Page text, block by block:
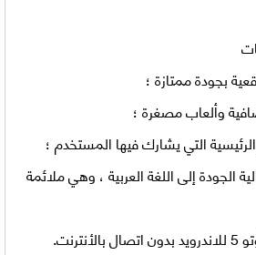
بجودة ممتازة ؛
وألعاب مصغرة ؛
التي يشارك فيها المستخدم ؛
الجودة إلى اللغة العربية ، وهي ملائمة
بدون اتصال بالأنترنت.